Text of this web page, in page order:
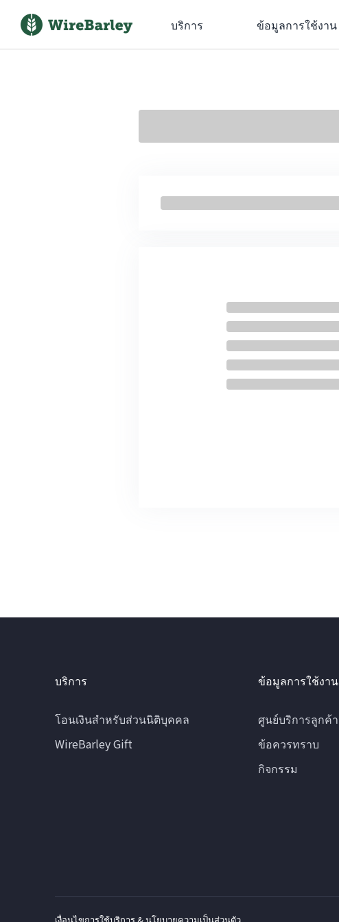
บริการ ข้อมูลการใช้งาน
บริการ
โอนเงินสำหรับส่วนนิติบุคคล
WireBarley Gift
ข้อมูลการใช้งาน
ศูนย์บริการลูกค้า
ข้อควรทราบ
กิจกรรม